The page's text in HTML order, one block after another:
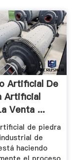
Artificial De
Artificial
Venta ...
de piedra
de
haciendo